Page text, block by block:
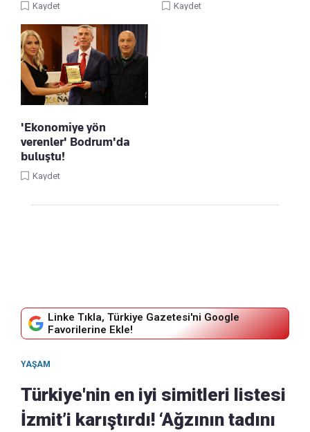
Kaydet Kaydet
'Ekonomiye yön
verenler' Bodrum'da
buluştu!
Kaydet
Linke Tıkla, Türkiye Gazetesi'ni Google
Favorilerine Ekle!
YAŞAM
Türkiye'nin en iyi simitleri listesi
İzmit’i karıştırdı! ‘Ağzının tadını